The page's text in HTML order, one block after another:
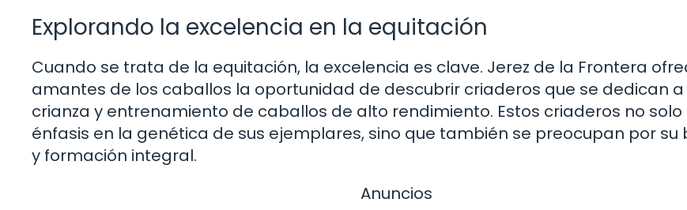
Explorando la excelencia en la equitación
Cuando se trata de la equitación, la excelencia es clave. Jerez de la Frontera
amantes de los caballos la oportunidad de descubrir criaderos que se dedican a
crianza y entrenamiento de caballos de alto rendimiento. Estos criaderos no
énfasis en la genética de sus ejemplares, sino que también se preocupan por su
y formación integral.
Anuncios